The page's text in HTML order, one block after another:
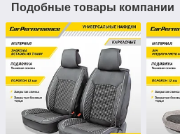
Подобные товары компании